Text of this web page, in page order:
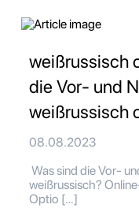
weißrussisch
die Vor- und
weißrussisch
08.08.2023
Was sind die Vor-
weißrussisch?
Optio […]